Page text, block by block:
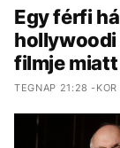
Egy férfi
hollywoodi
filmje miatt
TEGNAP 21:28 -KOR